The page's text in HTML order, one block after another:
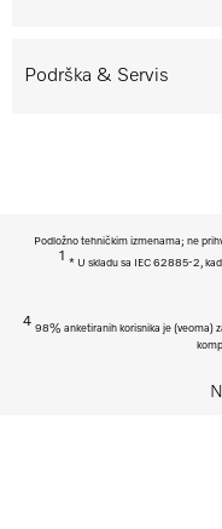
Podrška & Servis
Podložno tehničkim izmenama; ne
1
* U skladu sa IEC 62885-2,
4
98% anketiranih korisnika je (veoma)